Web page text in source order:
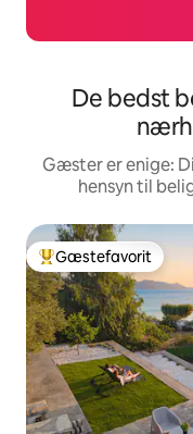
De bedst
Gæster er enige:
hensyn til
Bedste gæstefavorit
Gæstefavorit